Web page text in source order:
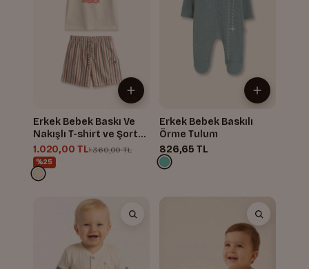
Erkek Bebek Baskı Ve
Nakışlı T-shirt ve Şort
Takım
1.020,00 TL1.360,00 TL
%25
Erkek Bebek Baskılı
Örme Tulum
826,65 TL